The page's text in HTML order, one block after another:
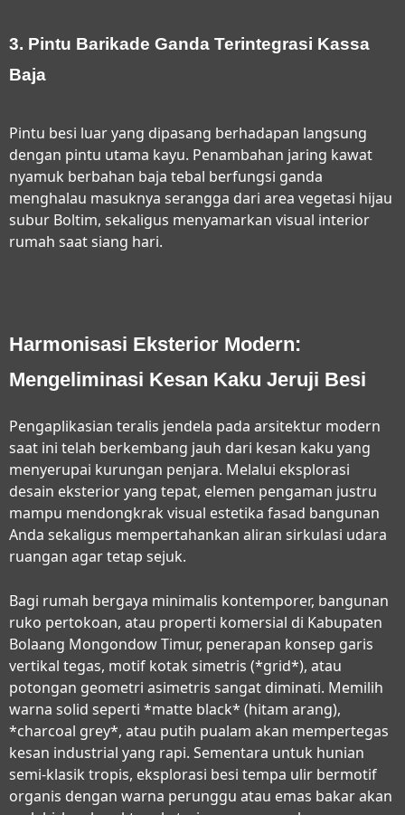
3. Pintu Barikade Ganda Terintegrasi Kassa
Baja
Pintu besi luar yang dipasang berhadapan langsung
dengan pintu utama kayu. Penambahan jaring kawat
nyamuk berbahan baja tebal berfungsi ganda
menghalau masuknya serangga dari area vegetasi hijau
subur Boltim, sekaligus menyamarkan visual interior
rumah saat siang hari.
Harmonisasi Eksterior Modern:
Mengeliminasi Kesan Kaku Jeruji Besi
Pengaplikasian teralis jendela pada arsitektur modern
saat ini telah berkembang jauh dari kesan kaku yang
menyerupai kurungan penjara. Melalui eksplorasi
desain eksterior yang tepat, elemen pengaman justru
mampu mendongkrak visual estetika fasad bangunan
Anda sekaligus mempertahankan aliran sirkulasi udara
ruangan agar tetap sejuk.
Bagi rumah bergaya minimalis kontemporer, bangunan
ruko pertokoan, atau properti komersial di Kabupaten
Bolaang Mongondow Timur, penerapan konsep garis
vertikal tegas, motif kotak simetris (*grid*), atau
potongan geometri asimetris sangat diminati. Memilih
warna solid seperti *matte black* (hitam arang),
*charcoal grey*, atau putih pualam akan mempertegas
kesan industrial yang rapi. Sementara untuk hunian
semi-klasik tropis, eksplorasi besi tempa ulir bermotif
organis dengan warna perunggu atau emas bakar akan